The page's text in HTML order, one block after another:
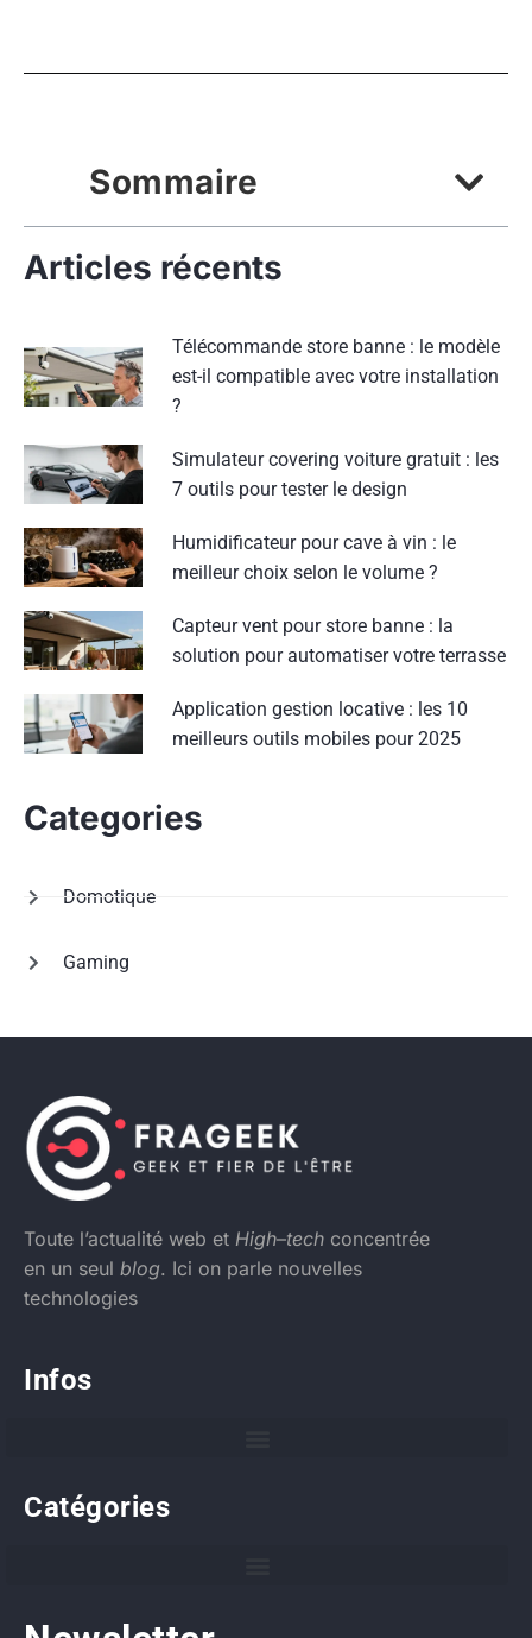
Sommaire
Articles récents
Télécommande store banne : le modèle
est-il compatible avec votre installation
?
Simulateur covering voiture gratuit : les
7 outils pour tester le design
Humidificateur pour cave à vin : le
meilleur choix selon le volume ?
Capteur vent pour store banne : la
solution pour automatiser votre terrasse
Application gestion locative : les 10
meilleurs outils mobiles pour 2025
Categories
Domotique
Gaming
Toute l’actualité web et High–tech concentrée
en un seul blog. Ici on parle nouvelles
technologies
Infos
Catégories